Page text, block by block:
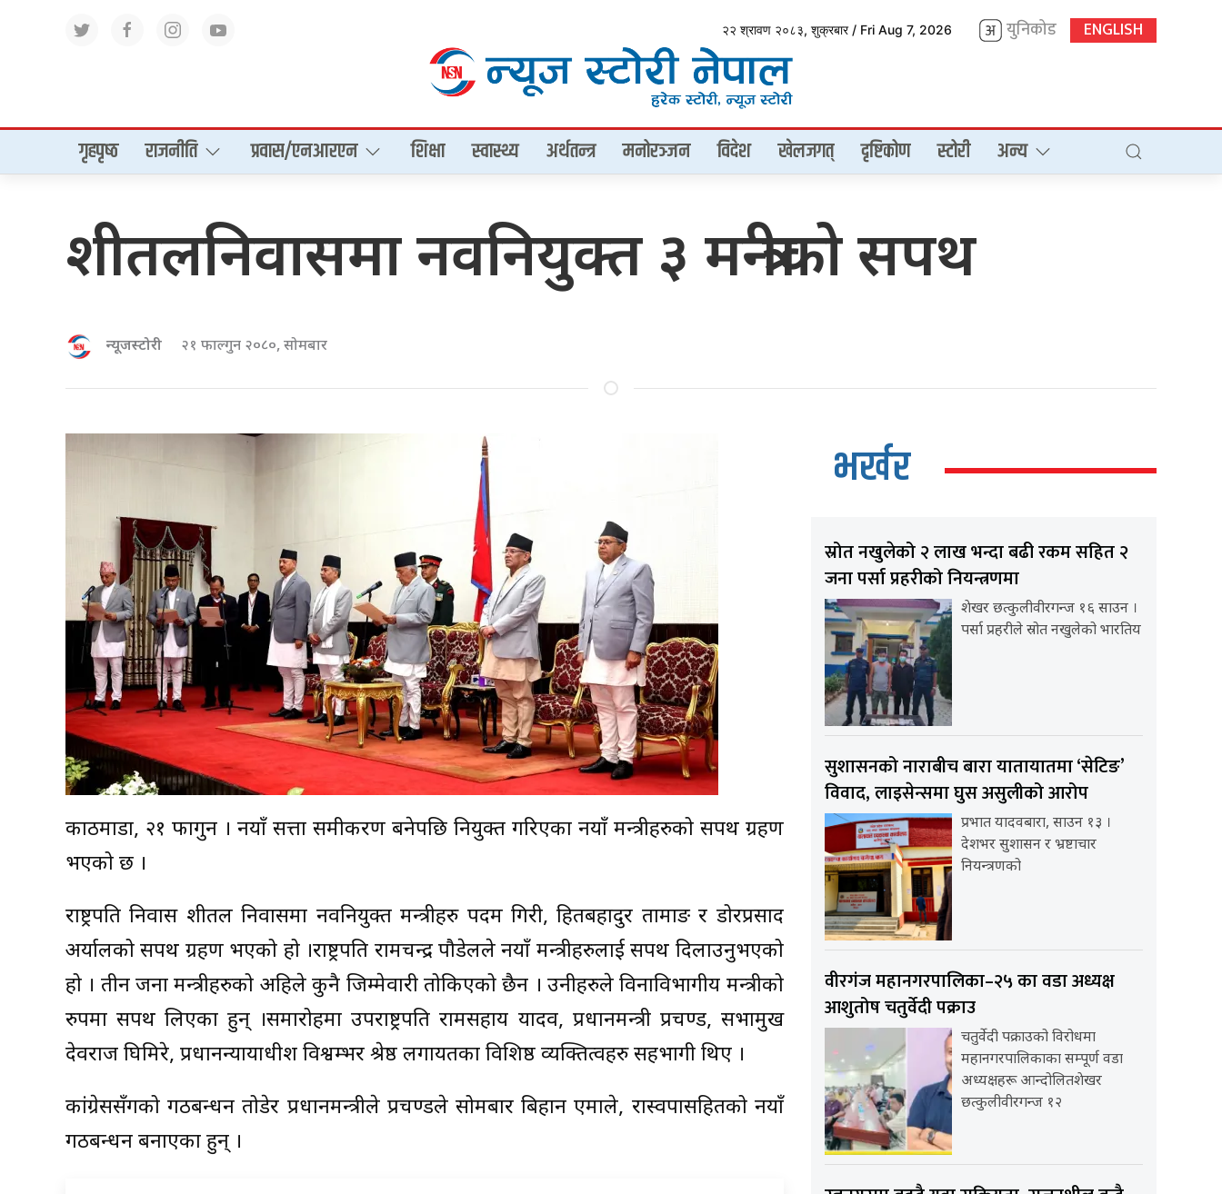
२२ श्रावण २०८३, शुक्रबार / Fri Aug 7, 2026 युनिकोड ENGLISH
गृहपृष्‍ठ राजनीति प्रवास/एनआरएन शिक्षा स्वास्थ्य अर्थतन्त्र मनोरञ्जन विदेश खेलजगत् दृष्टिकोण स्टोरी अन्य
शीतलनिवासमा नवनियुक्त ३ मन्त्रीको सपथ
न्यूजस्टोरी २१ फाल्गुन २०८०, सोमबार
काठमाडौं, २१ फागुन । नयाँ सत्ता समीकरण बनेपछि नियुक्त गरिएका नयाँ मन्त्रीहरुको सपथ ग्रहण
भएको छ ।
राष्ट्रपति निवास शीतल निवासमा नवनियुक्त मन्त्रीहरु पदम गिरी, हितबहादुर तामाङ र डोरप्रसाद
अर्यालको सपथ ग्रहण भएको हो ।राष्ट्रपति रामचन्द्र पौडेलले नयाँ मन्त्रीहरुलाई सपथ दिलाउनुभएको
हो । तीन जना मन्त्रीहरुको अहिले कुनै जिम्मेवारी तोकिएको छैन । उनीहरुले विनाविभागीय मन्त्रीको
रुपमा सपथ लिएका हुन् ।समारोहमा उपराष्ट्रपति रामसहाय यादव, प्रधानमन्त्री प्रचण्ड, सभामुख
देवराज घिमिरे, प्रधानन्यायाधीश विश्वम्भर श्रेष्ठ लगायतका विशिष्ठ व्यक्तित्वहरु सहभागी थिए ।
कांग्रेससँगको गठबन्धन तोडेर प्रधानमन्त्रीले प्रचण्डले सोमबार बिहान एमाले, रास्वपासहितको नयाँ
गठबन्धन बनाएका हुन् ।
भर्खर
स्रोत नखुलेको २ लाख भन्दा बढी रकम सहित २
जना पर्सा प्रहरीको नियन्त्रणमा
शेखर छत्कुलीवीरगन्ज १६ साउन ।
पर्सा प्रहरीले स्रोत नखुलेको भारतिय
सुशासनको नाराबीच बारा यातायातमा ‘सेटिङ’
विवाद, लाइसेन्समा घुस असुलीको आरोप
प्रभात यादवबारा, साउन १३ ।
देशभर सुशासन र भ्रष्टाचार
नियन्त्रणको
वीरगंज महानगरपालिका–२५ का वडा अध्यक्ष
आशुतोष चतुर्वेदी पक्राउ
चतुर्वेदी पक्राउको विरोधमा
महानगरपालिकाका सम्पूर्ण वडा
अध्यक्षहरू आन्दोलितशेखर
छत्कुलीवीरगन्ज १२